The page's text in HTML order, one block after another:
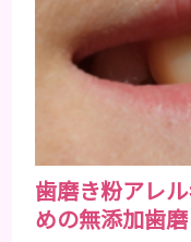
歯磨き粉アレ
めの無添加歯